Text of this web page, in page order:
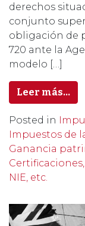
derechos
conjunto
obligación de
720 ante la
modelo […]
Leer más…
Posted in
Impuestos de
Ganancia
NIE, etc.